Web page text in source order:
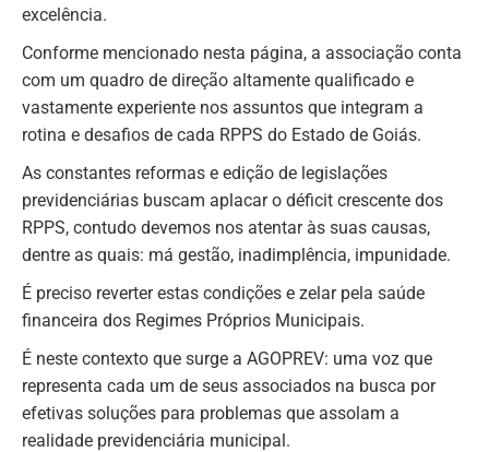
excelência.
Conforme mencionado nesta página, a associação conta
com um quadro de direção altamente qualificado e
vastamente experiente nos assuntos que integram a
rotina e desafios de cada RPPS do Estado de Goiás.
As constantes reformas e edição de legislações
previdenciárias buscam aplacar o déficit crescente dos
RPPS, contudo devemos nos atentar às suas causas,
dentre as quais: má gestão, inadimplência, impunidade.
É preciso reverter estas condições e zelar pela saúde
financeira dos Regimes Próprios Municipais.
É neste contexto que surge a AGOPREV: uma voz que
representa cada um de seus associados na busca por
efetivas soluções para problemas que assolam a
realidade previdenciária municipal.